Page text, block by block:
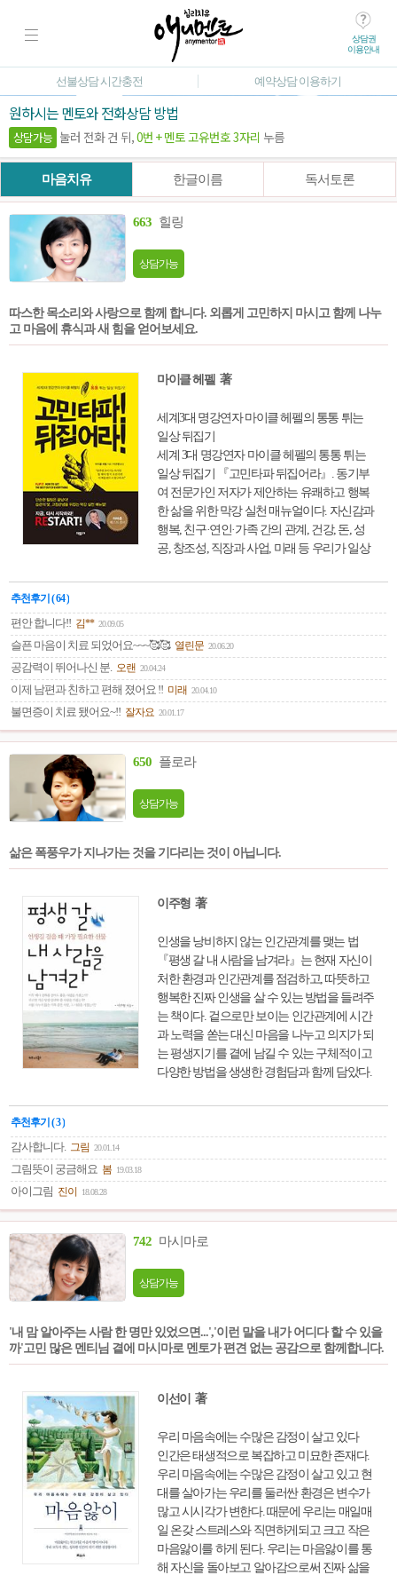
상담권
이용안내
선불상담 시간충전 예약상담 이용하기
원하시는 멘토와 전화상담 방법
상담가능 눌러 전화 건 뒤,0번 + 멘토 고유번호 3자리 누름
마음치유 한글이름 독서토론
663 힐링
상담가능
따스한 목소리와 사랑으로 함께 합니다. 외롭게 고민하지 마시고 함께 나누
고 마음에 휴식과 새 힘을 얻어보세요.
마이클 헤펠 著
세계3대 명강연자 마이클 헤펠의 통통 튀는
일상 뒤집기
세계 3대 명강연자 마이클 헤펠의 통통 튀는
일상 뒤집기 『고민타파 뒤집어라』. 동기부
여 전문가인 저자가 제안하는 유쾌하고 행복
한 삶을 위한 막강 실천 매뉴얼이다. 자신감과
행복, 친구·연인·가족 간의 관계, 건강, 돈, 성
공, 창조성, 직장과 사업, 미래 등 우리가 일상
삶을 업그레이드하는 구체적 방법을 소개한
추천후기 ( 64 )
편안 합니다!! 김** 20.09.05
슬픈 마음이 치료 되었어요~~~🥰🥰 열린문 20.06.20
공감력이 뛰어나신 분. 오랜 20.04.24
이제 남편과 친하고 편해 졌어요 !! 미래 20.04.10
불면증이 치료 됐어요~!! 잘자요 20.01.17
650 플로라
상담가능
삶은 폭풍우가 지나가는 것을 기다리는 것이 아닙니다.
이주형 著
인생을 낭비하지 않는 인간관계를 맺는 법
『평생 갈 내 사람을 남겨라』는 현재 자신이
처한 환경과 인간관계를 점검하고, 따뜻하고
행복한 진짜 인생을 살 수 있는 방법을 들려주
는 책이다. 겉으로만 보이는 인간관계에 시간
과 노력을 쏟는 대신 마음을 나누고 의지가 되
는 평생지기를 곁에 남길 수 있는 구체적이고
다양한 방법을 생생한 경험담과 함께 담았다.
있는 다양한 이야기가 등장한다. 평생 함께 갈
추천후기 ( 3 )
감사합니다. 그림 20.01.14
그림뜻이 궁금해요 봄 19.03.18
아이그림 진이 18.08.28
742 마시마로
상담가능
'내 맘 알아주는 사람 한 명만 있었으면...','이런 말을 내가 어디다 할 수 있을
까'고민 많은 멘티님 곁에 마시마로 멘토가 편견 없는 공감으로 함께합니다.
이선이 著
우리 마음속에는 수많은 감정이 살고 있다
인간은 태생적으로 복잡하고 미묘한 존재다.
우리 마음속에는 수많은 감정이 살고 있고 현
대를 살아가는 우리를 둘러싼 환경은 변수가
많고 시시각가 변한다. 때문에 우리는 매일매
일 온갖 스트레스와 직면하게되고 크고 작은
마음앓이를 하게 된다. 우리는 마음앓이를 통
해 자신을 돌아보고 알아감으로써 진짜 삶을